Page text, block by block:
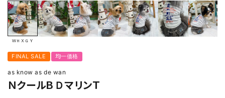
ＷＨＸＧＹ
FINAL SALE 均一価格
as know as de wan
ＮクールＢＤマリンＴ